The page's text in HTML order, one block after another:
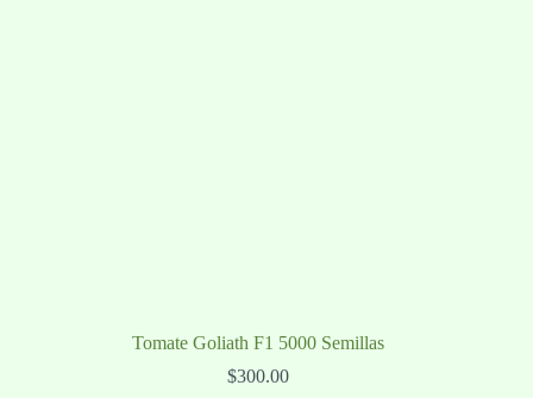
Tomate Goliath F1 5000 Semillas
$300.00